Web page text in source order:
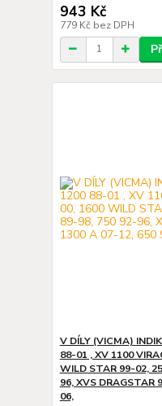
943 Kč
779 Kč bez DPH
V DÍLY (VICMA)
88-01 , XV 1100
WILD STAR 99-02,
96, XVS DRAGSTAR
06,